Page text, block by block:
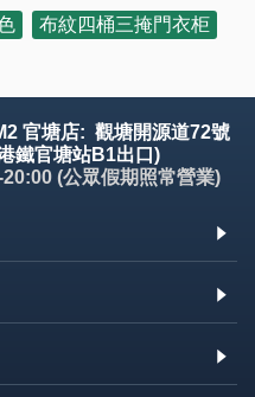
布紋四桶三掩門衣柜
官塘店: 觀塘開源道72號
鐵官塘站B1出口)
(公眾假期照常營業)